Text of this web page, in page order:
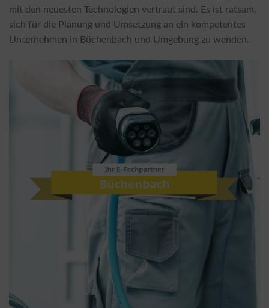
mit den neuesten Technologien vertraut sind. Es ist ratsam,
sich für die Planung und Umsetzung an ein kompetentes
Unternehmen in Büchenbach und Umgebung zu wenden.